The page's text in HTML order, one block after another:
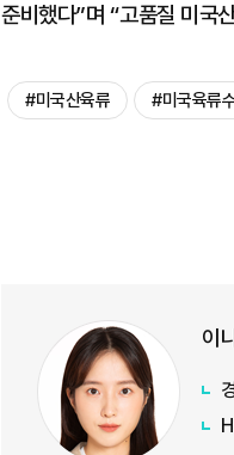
준비했다”며 “고품질 미국
#미국산육류 #미국육류
이